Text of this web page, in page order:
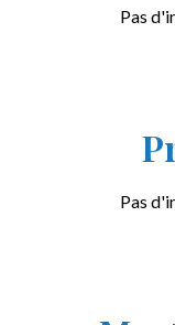
Pas
Pas